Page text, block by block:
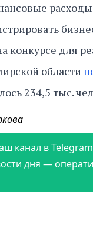
конкурсе для
области
234,5 тыс.
канал в Telegram
дня —